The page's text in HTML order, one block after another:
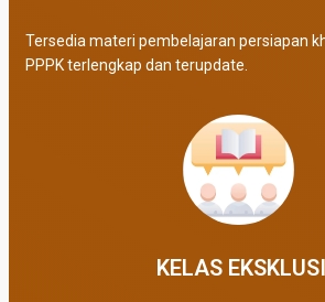
Tersedia materi pembelajaran persiapan
PPPK terlengkap dan terupdate.
KELAS